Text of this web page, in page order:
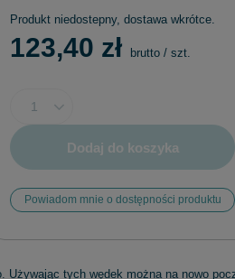
Produkt niedostepny, dostawa wkrótce
123,40 zł brutto / szt.
Dodaj do koszyka
Powiadom mnie o dostępności produktu
Używając tych wędek można na nowo